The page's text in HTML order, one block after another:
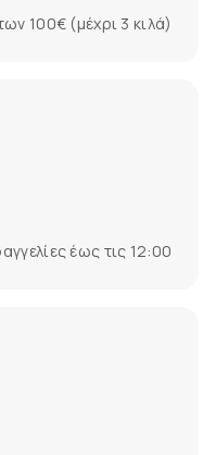
100€ (μέχρι 3 κιλά)
έως τις 12:00